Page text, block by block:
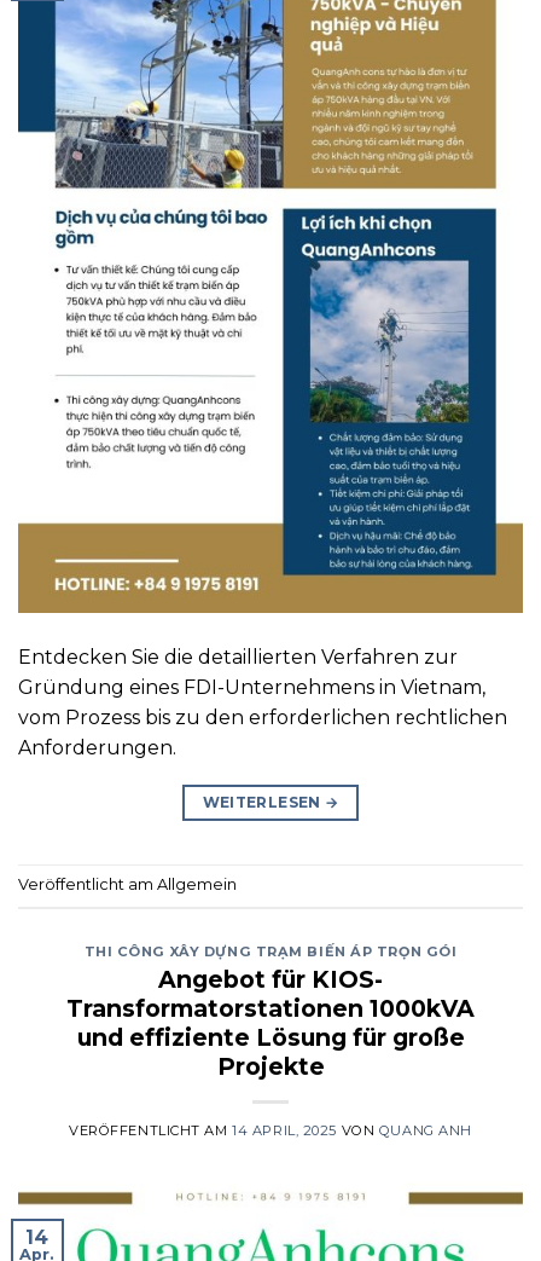
Entdecken Sie die detaillierten Verfahren zur
Gründung eines FDI-Unternehmens in Vietnam,
vom Prozess bis zu den erforderlichen rechtlichen
Anforderungen.
WEITERLESEN →
Veröffentlicht am Allgemein
THI CÔNG XÂY DỰNG TRẠM BIẾN ÁP TRỌN GÓI
Angebot für KIOS-
Transformatorstationen 1000kVA
und effiziente Lösung für große
Projekte
VERÖFFENTLICHT AM14 APRIL, 2025 VON QUANG ANH
14
Apr.